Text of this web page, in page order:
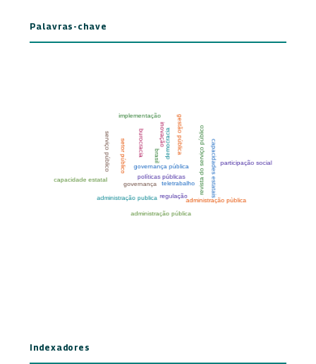
Palavras-chave
Indexadores